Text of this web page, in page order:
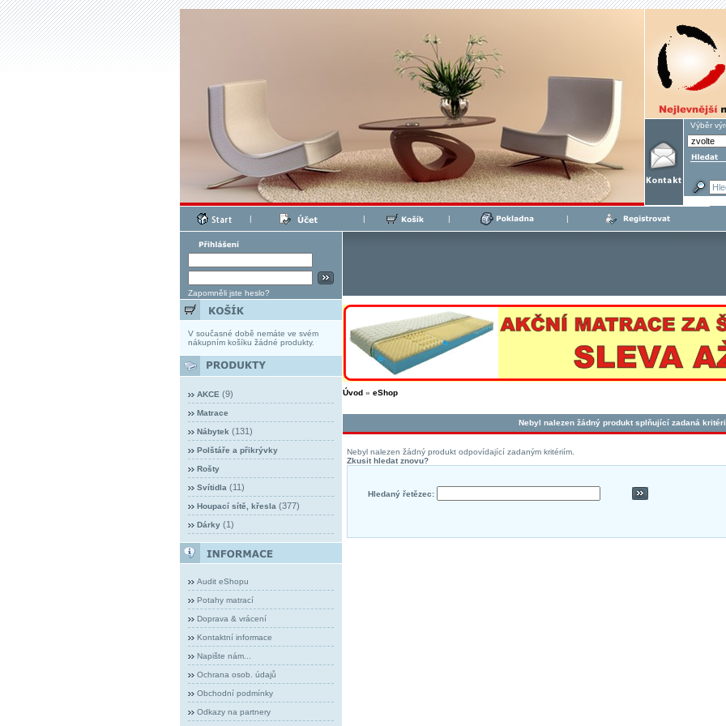
Výběr
| | | |
Zapomněli jste heslo?
V současné době nemáte ve svém
nákupním košíku žádné produkty.
AKCE (9)
Matrace
Nábytek (131)
Polštáře a přikrývky
Rošty
Svítidla (11)
Houpací sítě, křesla (377)
Dárky(1)
Audit eShopu
Potahy matrací
Doprava & vrácení
Kontaktní informace
Napište nám...
Ochrana osob. údajů
Obchodní podmínky
Odkazy na partnery
Úvod» eShop
Nebyl nalezen žádný produkt splňující zadaná
Nebyl nalezen žádný produkt odpovídající zadaným kritériím.
Zkusit hledat znovu?
Hledaný řetězec: